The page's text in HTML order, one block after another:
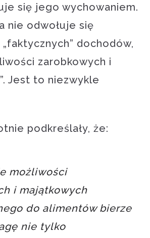
się jego wychowaniem.
nie odwołuje się
dochodów,
zarobkowych i
Jest to niezwykle
podkreślały, że:
możliwości
i majątkowych
do alimentów bierze
nie tylko